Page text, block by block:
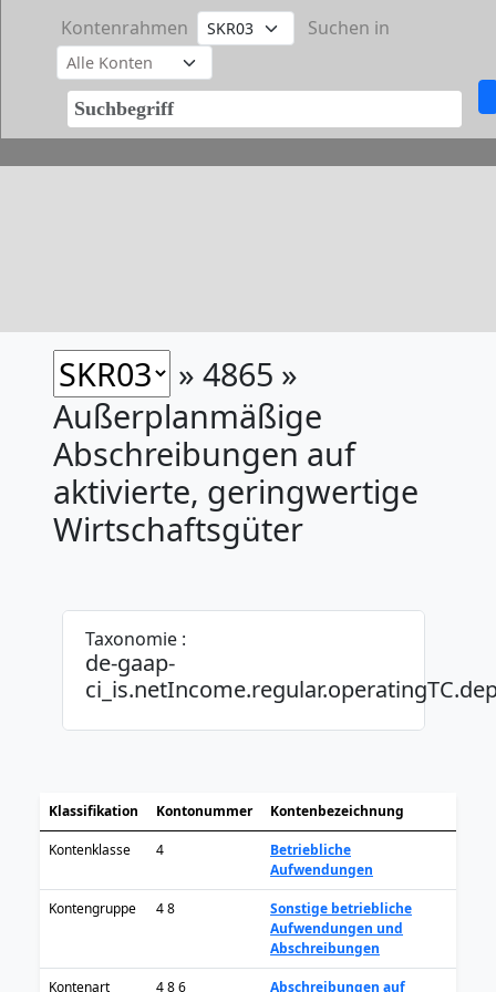
Kontenrahmen Suchen in
» 4865 »
Außerplanmäßige
Abschreibungen auf
aktivierte, geringwertige
Wirtschaftsgüter
Taxonomie :
de-gaap-
Klassifikation Kontonummer Kontenbezeichnung
Kontenklasse 4
Betriebliche
Aufwendungen
Kontengruppe 4 8
Sonstige betriebliche
Aufwendungen und
Abschreibungen
Kontenart 4 8 6 Abschreibungen auf